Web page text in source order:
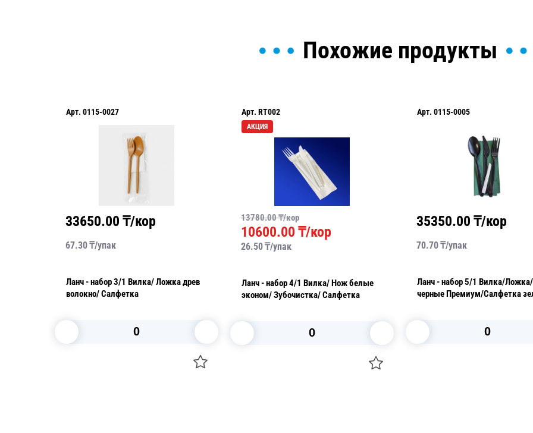
Похожие продукты
Арт. 0115-0027
33650.00 ₸/кор
67.30₸/упак
Ланч - набор 3/1 Вилка/ Ложка древ
волокно/ Салфетка
Арт. RT002
АКЦИЯ
13780.00₸/кор
10600.00 ₸/кор
26.50₸/упак
Ланч - набор 4/1 Вилка/ Нож белые
эконом/ Зубочистка/ Салфетка
Арт. 0115-0005
35350.00 ₸/кор
70.70₸/упак
Ланч - набор 5/1 Вилка/Ложка/Нож
черные Премиум/Салфетка